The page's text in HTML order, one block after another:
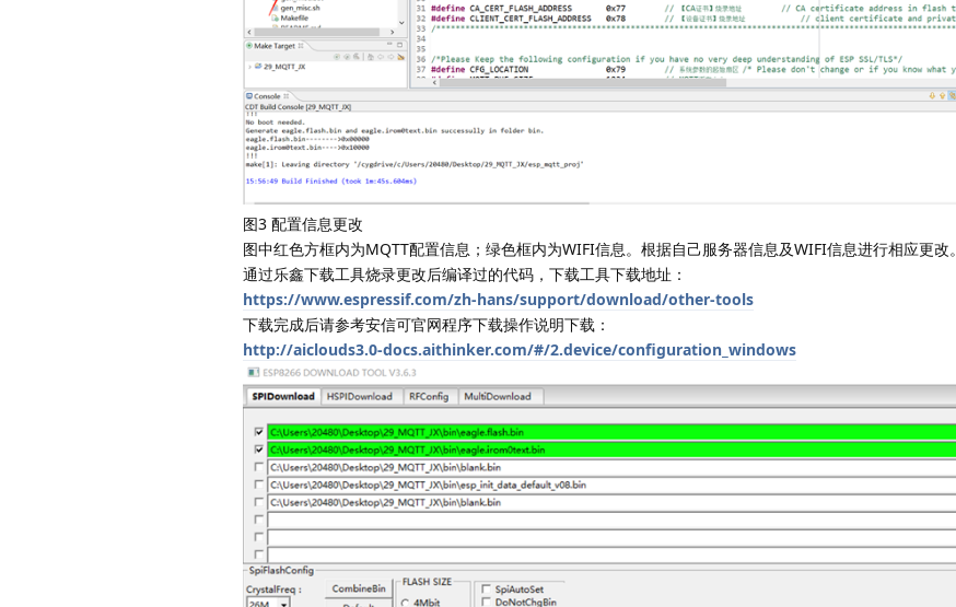
图3 配置信息更改
图中红色方框内为MQTT配置信息；绿色框内为WIFI信息。根据自己服务器信息及WIFI信息进行相应更改。
通过乐鑫下载工具烧录更改后编译过的代码，下载工具下载地址：
https://www.espressif.com/zh-hans/support/download/other-tools
下载完成后请参考安信可官网程序下载操作说明下载：
http://aiclouds3.0-docs.aithinker.com/#/2.device/configuration_windows